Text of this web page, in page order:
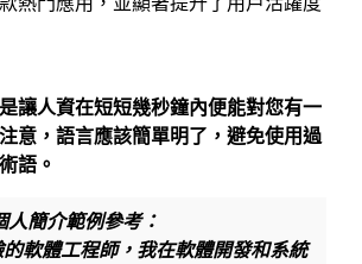
讓人資在短短幾秒鐘內便能對您有一
意，語言應該簡單明了，避免使用過
語。
人簡介範例參考：
軟體工程師，我在軟體開發和系統